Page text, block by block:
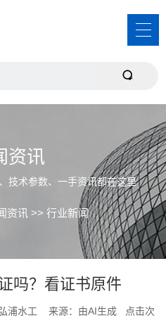
资讯
技术参数、一手资讯都在这里
资讯 >> 行业新闻
吗？看证书原件
浦水工 来源：由AI生成 点击次